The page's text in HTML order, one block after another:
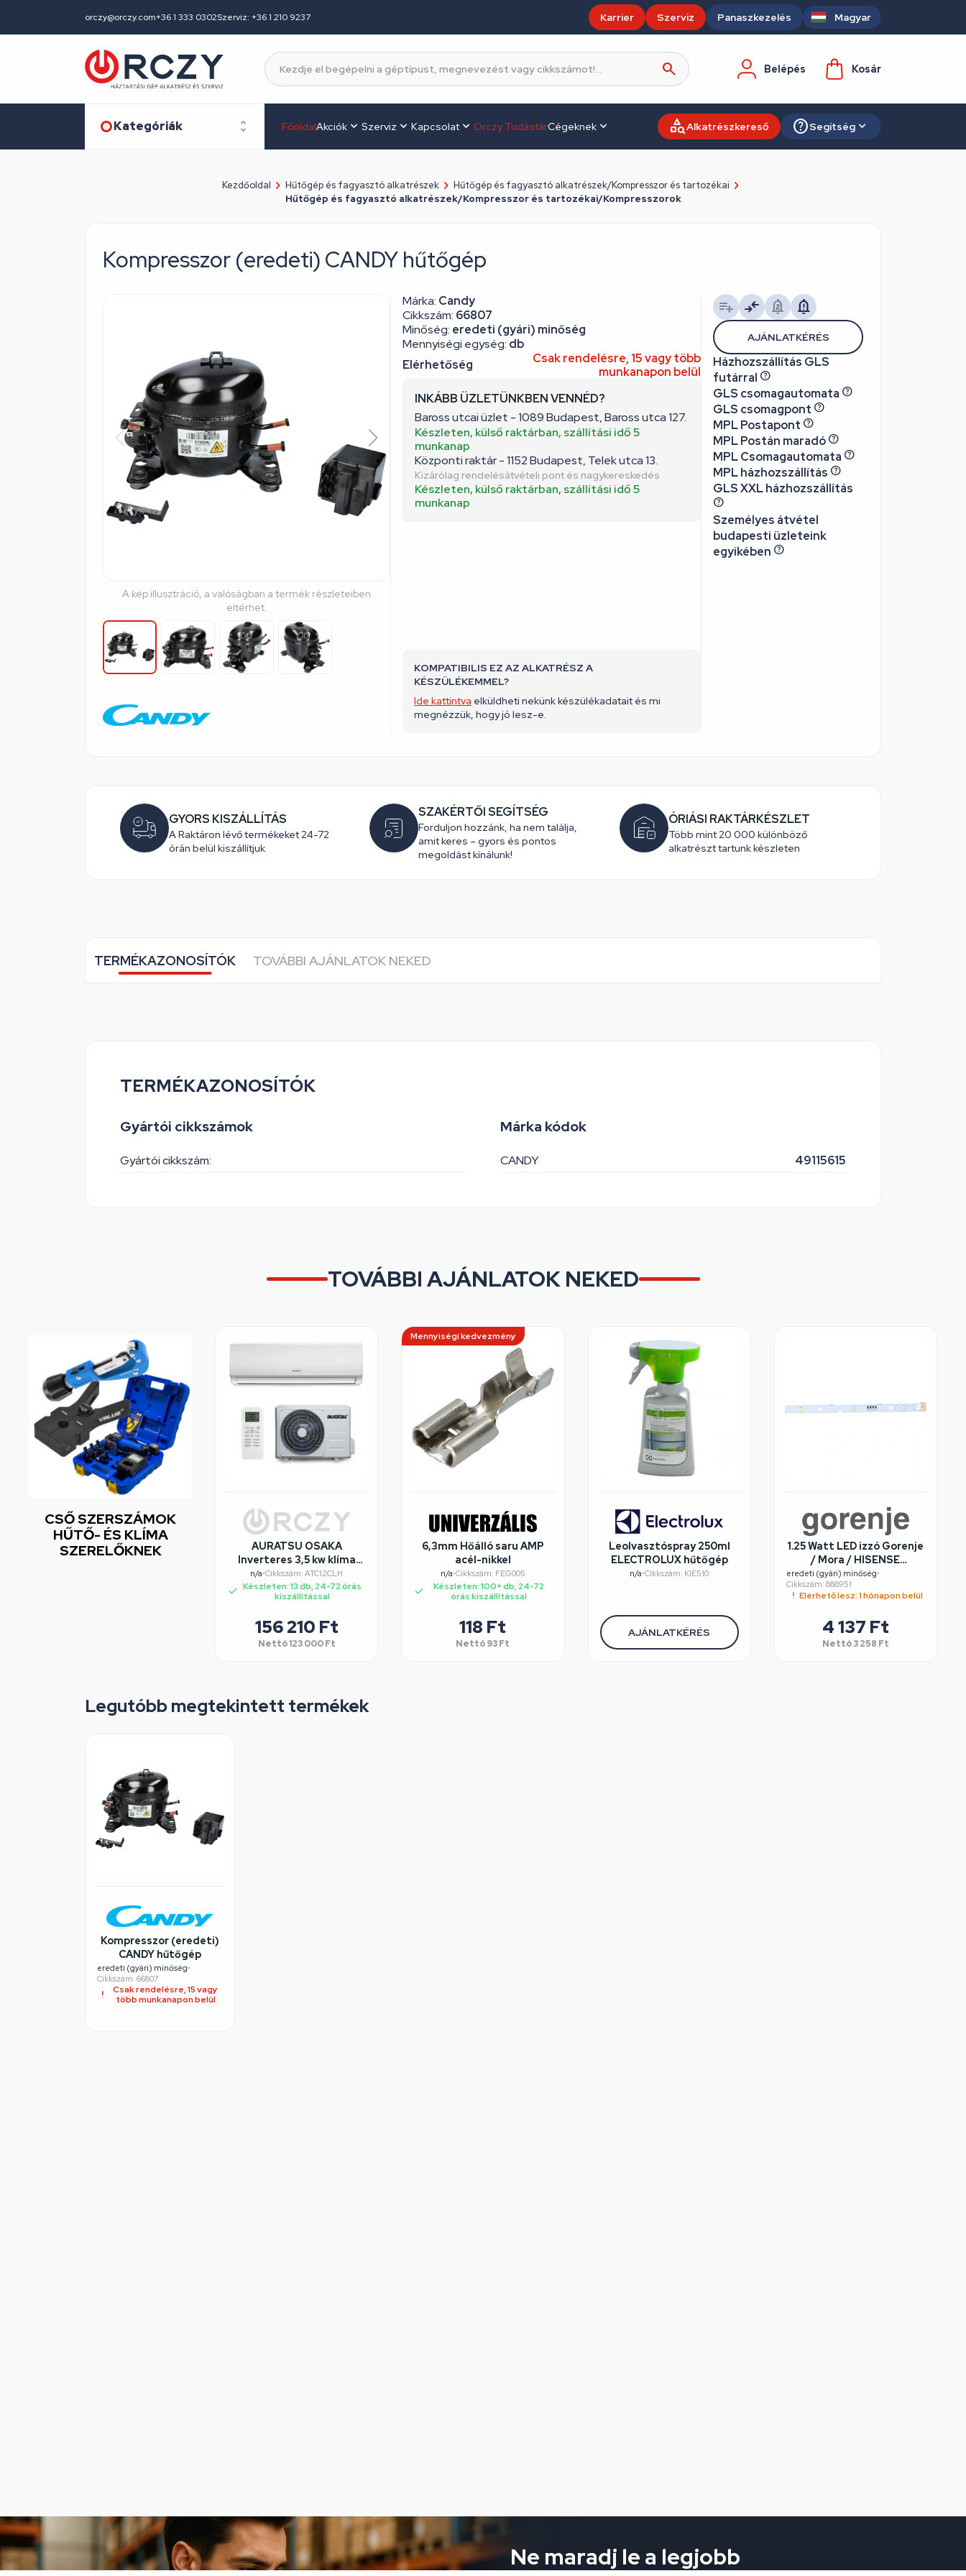
orczy@orczy.com+36 1 333 0302Szerviz: +36 1 210 9237 Karrier Szerviz Panaszkezelés Magyar
Belépés Kosár
Kategóriák FőoldalAkciók Szerviz Kapcsolat Orczy TudástárCégeknek Alkatrészkereső Segítség
Kezdőoldal Hűtőgép és fagyasztó alkatrészek
Hűtőgép és fagyasztó alkatrészek/Kompresszor és tartozékai
Hűtőgép és fagyasztó alkatrészek/Kompresszor és tartozékai/Kompresszorok
Kompresszor (eredeti) CANDY hűtőgép
A kép illusztráció, a valóságban a termék részleteiben
eltérhet.
Márka: Candy
Cikkszám: 66807
Minőség: eredeti (gyári) minőség
Mennyiségi egység: db
Elérhetőség
Csak rendelésre, 15 vagy több
munkanapon belül
INKÁBB ÜZLETÜNKBEN VENNÉD?
Baross utcai üzlet - 1089 Budapest, Baross utca 127.
Készleten, külső raktárban, szállítási idő 5
munkanap
Központi raktár - 1152 Budapest, Telek utca 13.
Kizárólag rendelésátvételi pont és nagykereskedés
Készleten, külső raktárban, szállítási idő 5
munkanap
KOMPATIBILIS EZ AZ ALKATRÉSZ A
KÉSZÜLÉKEMMEL?
Ide kattintva elküldheti nekünk készülékadatait és mi
megnézzük, hogy jó lesz-e.
AJÁNLATKÉRÉS
Házhozszállítás GLS
futárral
GLS csomagautomata
GLS csomagpont
MPL Postapont
MPL Postán maradó
MPL Csomagautomata
MPL házhozszállítás
GLS XXL házhozszállítás
Személyes átvétel
budapesti üzleteink
egyikében
GYORS KISZÁLLÍTÁS
A Raktáron lévő termékeket 24-72
órán belül kiszállítjuk
SZAKÉRTŐI SEGÍTSÉG
Forduljon hozzánk, ha nem találja,
amit keres – gyors és pontos
megoldást kínálunk!
ÓRIÁSI RAKTÁRKÉSZLET
Több mint 20 000 különböző
alkatrészt tartunk készleten
TERMÉKAZONOSÍTÓK TOVÁBBI AJÁNLATOK NEKED
TERMÉKAZONOSÍTÓK
Gyártói cikkszámok
Gyártói cikkszám:
Márka kódok
CANDY 49115615
TOVÁBBI AJÁNLATOK NEKED
CSŐ SZERSZÁMOK
HŰTŐ- ÉS KLÍMA
SZERELŐKNEK
AURATSU OSAKA
Inverteres 3,5 kw klíma
szett , WiFi,
Csepptálcafűtés
n/a•Cikkszám: ATC12CLH
Készleten: 13 db, 24-72 órás
kiszállítással
156 210 Ft
Nettó123 000 Ft
Mennyiségi kedvezmény
6,3mm Hőálló saru AMP
acél-nikkel
n/a•Cikkszám: FEG005
Készleten: 100+ db, 24-72
órás kiszállítással
118 Ft
Nettó93Ft
Leolvasztóspray 250ml
ELECTROLUX hűtőgép
n/a•Cikkszám: KIE510
AJÁNLATKÉRÉS
1.25 Watt LED izzó Gorenje
/ Mora / HISENSE
hűtőgépbe
eredeti (gyári) minőség•
Cikkszám: 888951
Elérhető lesz: 1 hónapon belül
4 137 Ft
Nettó3 258 Ft
Legutóbb megtekintett termékek
Kompresszor (eredeti)
CANDY hűtőgép
eredeti (gyári) minőség•
Cikkszám: 66807
Csak rendelésre, 15 vagy
több munkanapon belül
Ne maradj le a legjobb